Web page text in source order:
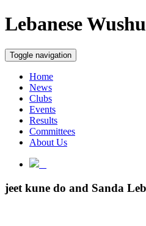
Lebanese
Toggle navigation
Home
News
Clubs
Events
Results
Committees
About Us
jeet kune do and Sanda